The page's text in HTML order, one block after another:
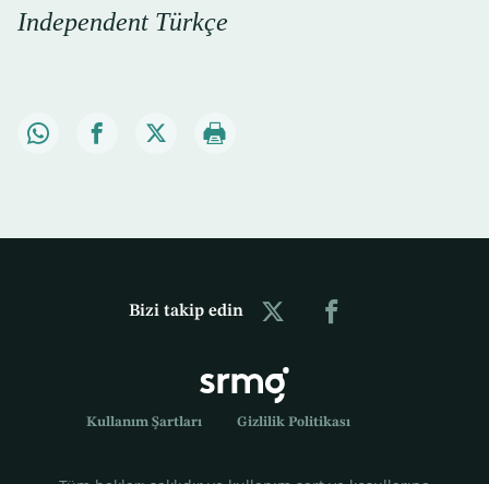
Independent Türkçe
Bizi takip edin
Kullanım Şartları Gizlilik Politikası